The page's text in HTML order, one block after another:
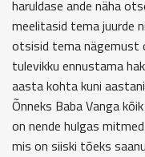
haruldase ande näha
meelitasid tema juurde
otsisid tema nägemust
tulevikku ennustama
aasta kohta kuni
Õnneks Baba Vanga
on nende hulgas
mis on siiski tõeks